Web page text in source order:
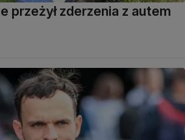
przeżył zderzenia z autem